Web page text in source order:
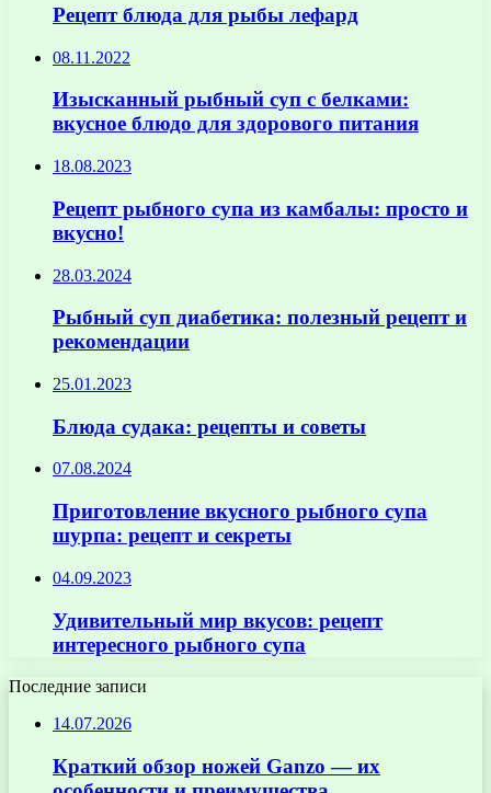
Рецепт блюда для рыбы лефард
08.11.2022
Изысканный рыбный суп с белками:
вкусное блюдо для здорового питания
18.08.2023
Рецепт рыбного супа из камбалы: просто и
вкусно!
28.03.2024
Рыбный суп диабетика: полезный рецепт и
рекомендации
25.01.2023
Блюда судака: рецепты и советы
07.08.2024
Приготовление вкусного рыбного супа
шурпа: рецепт и секреты
04.09.2023
Удивительный мир вкусов: рецепт
интересного рыбного супа
Последние записи
14.07.2026
Краткий обзор ножей Ganzo — их